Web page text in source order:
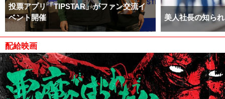
投票アプリ「TIPSTAR」がファン交流イ
ベント開催
美人社長の知ら
配給映画